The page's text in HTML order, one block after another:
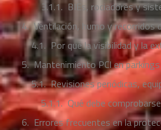
BIEs, rociadores y
Ventilación, humo y recorridos
Por qué la visibilidad y la
Mantenimiento PCI en
Revisiones periódicas,
Qué debe
Errores frecuentes en la